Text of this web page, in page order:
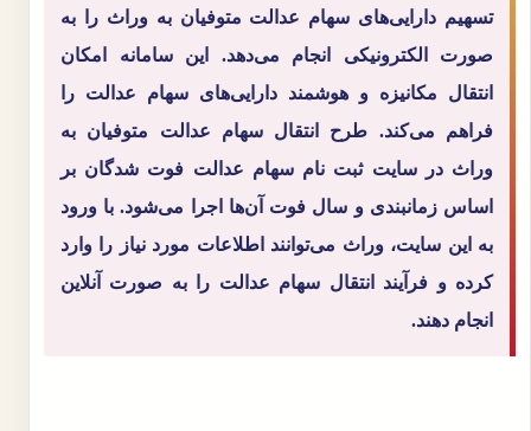
تسهیم دارایی‌های سهام عدالت متوفیان به وراث را به
صورت الکترونیکی انجام می‌دهد. این سامانه امکان
انتقال مکانیزه و هوشمند دارایی‌های سهام عدالت را
فراهم می‌کند. طرح انتقال سهام عدالت متوفیان به
وراث در سایت ثبت نام سهام عدالت فوت شدگان بر
اساس زمانبندی و سال فوت آن‌ها اجرا می‌شود. با ورود
به این سایت، وراث می‌توانند اطلاعات مورد نیاز را وارد
کرده و فرآیند انتقال سهام عدالت را به صورت آنلاین
انجام دهند.